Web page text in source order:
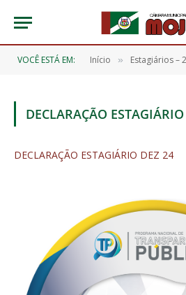
VOCÊ ESTÁ EM: Início » Estagiários –
DECLARAÇÃO
DECLARAÇÃO ESTAGIÁRIO DEZ 24